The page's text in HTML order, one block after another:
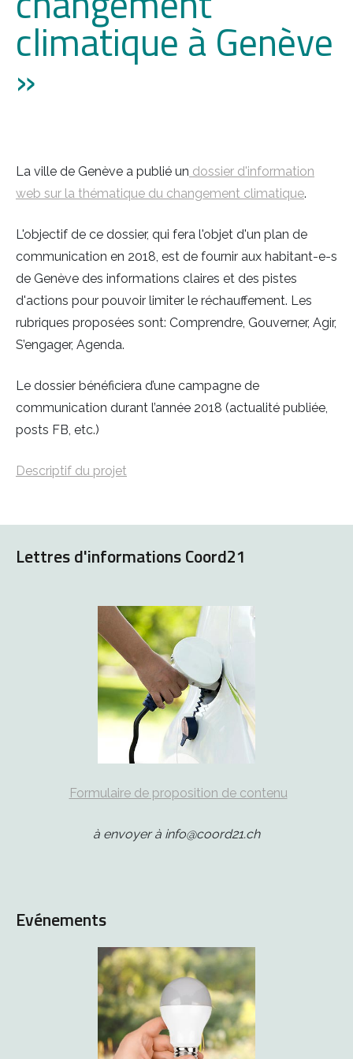
climatique à Genève
»
La ville de Genève a publié un dossier d'information
web sur la thématique du changement climatique.
L'objectif de ce dossier, qui fera l'objet d'un plan de
communication en 2018, est de fournir aux habitant-e-s
de Genève des informations claires et des pistes
d'actions pour pouvoir limiter le réchauffement. Les
rubriques proposées sont: Comprendre, Gouverner, Agir,
S’engager, Agenda.
Le dossier bénéficiera d’une campagne de
communication durant l’année 2018 (actualité publiée,
posts FB, etc.)
Descriptif du projet
Lettres d'informations Coord21
Formulaire de proposition de contenu
à envoyer à info@coord21.ch
Evénements